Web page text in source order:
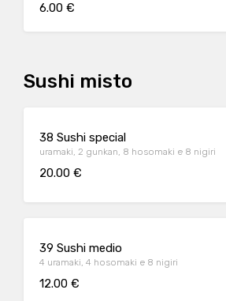
6.00 €
Sushi misto
38 Sushi special
uramaki, 2 gunkan, 8 hosomaki e 8 nigiri
20.00 €
39 Sushi medio
4 uramaki, 4 hosomaki e 8 nigiri
12.00 €